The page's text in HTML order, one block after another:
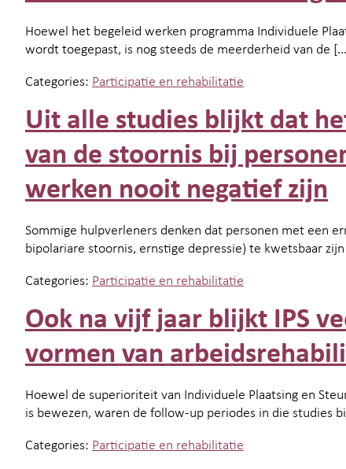
Hoewel het begeleid werken programma Individuele
wordt toegepast, is nog steeds de meerderheid van de
Categories: Participatie en rehabilitatie
Uit alle studies blijkt dat
van de stoornis bij
werken nooit negatief zijn
Sommige hulpverleners denken dat personen met een
bipolariare stoornis, ernstige depressie) te kwetsbaar
Categories: Participatie en rehabilitatie
Ook na vijf jaar blijkt IPS
vormen van
Hoewel de superioriteit van Individuele Plaatsing en
is bewezen, waren de follow-up periodes in die studies
Categories: Participatie en rehabilitatie